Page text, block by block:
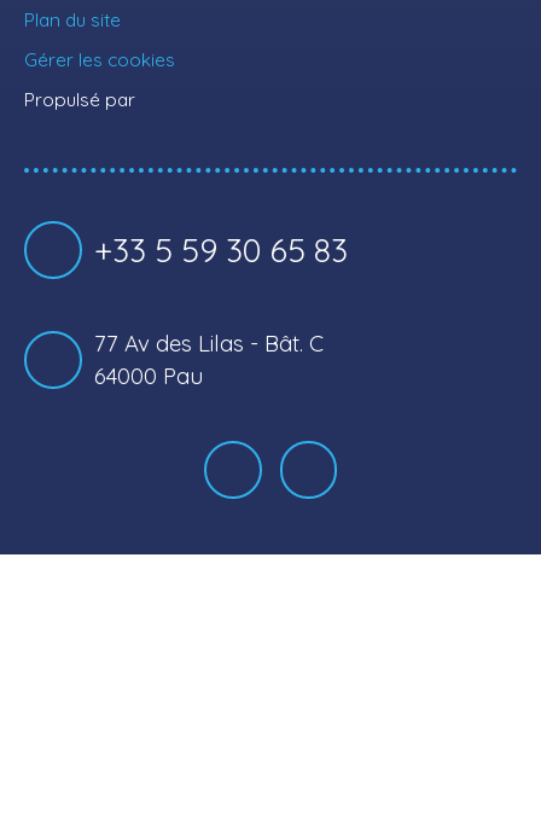
Plan du site
Gérer les cookies
Propulsé par
+33 5 59 30 65 83
77 Av des Lilas - Bât. C
64000 Pau